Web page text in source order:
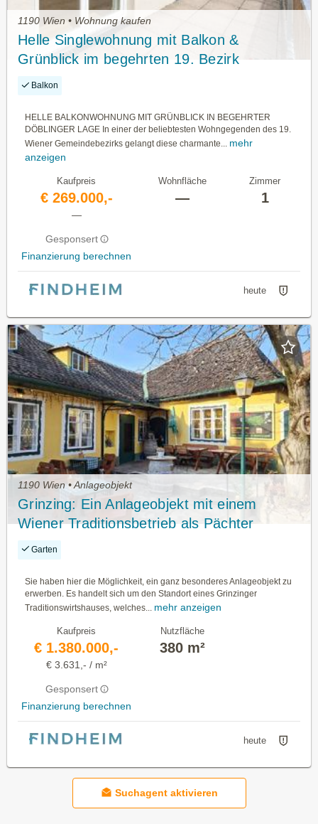
1190 Wien • Wohnung kaufen
Helle Singlewohnung mit Balkon &
Grünblick im begehrten 19. Bezirk
Balkon
HELLE BALKONWOHNUNG MIT GRÜNBLICK IN BEGEHRTER
DÖBLINGER LAGE In einer der beliebtesten Wohngegenden des 19.
Wiener Gemeindebezirks gelangt diese charmante... mehr
anzeigen
Kaufpreis
€ 269.000,-
—
Gesponsert
Finanzierung berechnen
Wohnfläche
—
Zimmer
1
heute
1190 Wien • Anlageobjekt
Grinzing: Ein Anlageobjekt mit einem
Wiener Traditionsbetrieb als Pächter
Garten
Sie haben hier die Möglichkeit, ein ganz besonderes Anlageobjekt zu
erwerben. Es handelt sich um den Standort eines Grinzinger
Traditionswirtshauses, welches...
mehr anzeigen
Kaufpreis
€ 1.380.000,-
€ 3.631,- / m²
Gesponsert
Finanzierung berechnen
Nutzfläche
380 m²
heute
Suchagent aktivieren